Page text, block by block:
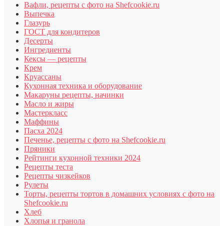
Вафли, рецепты с фото на Shefcookie.ru
Выпечка
Глазурь
ГОСТ для кондитеров
Десерты
Ингредиенты
Кексы — рецепты
Крем
Круассаны
Кухонная техника и оборудование
Макаруны рецепты, начинки
Масло и жиры
Мастеркласс
Маффины
Пасха 2024
Печенье, рецепты с фото на Shefcookie.ru
Пряники
Рейтинги кухонной техники 2024
Рецепты теста
Рецепты чизкейков
Рулеты
Торты, рецепты тортов в домашних условиях с фото на
Shefcookie.ru
Хлеб
Хлопья и гранола